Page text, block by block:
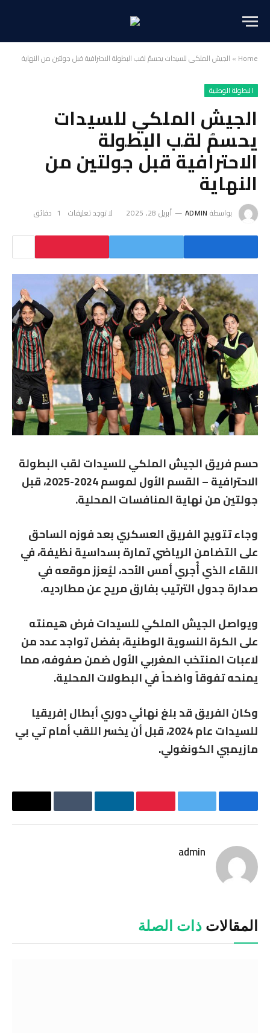
Home
» الجيش الملكي للسيدات يحسمُ لقب البطولة الاحترافية قبل جولتين من النهاية
البطولة الوطنية
الجيش الملكي للسيدات
يحسمُ لقب البطولة
الاحترافية قبل جولتين من
النهاية
بواسطة ADMIN أبريل 28, 2025 لا توجد تعليقات 1 دقائق
حسم فريق الجيش الملكي للسيدات لقب البطولة
الاحترافية – القسم الأول لموسم 2024-2025، قبل
جولتين من نهاية المنافسات المحلية.
وجاء تتويج الفريق العسكري بعد فوزه الساحق
على التضامن الرياضي تمارة بسداسية نظيفة، في
اللقاء الذي أُجري أمس الأحد، ليُعزز موقعه في
صدارة جدول الترتيب بفارق مريح عن مطارديه.
ويواصل الجيش الملكي للسيدات فرض هيمنته
على الكرة النسوية الوطنية، بفضل تواجد عدد من
لاعبات المنتخب المغربي الأول ضمن صفوفه، مما
يمنحه تفوقاً واضحاً في البطولات المحلية.
وكان الفريق قد بلغ نهائي دوري أبطال إفريقيا
للسيدات عام 2024، قبل أن يخسر اللقب أمام تي بي
مازيمبي الكونغولي.
فيسبوك تويتر بينتيريستلينكدإن Tumblr البريد
admin
المقالات ذات الصلة